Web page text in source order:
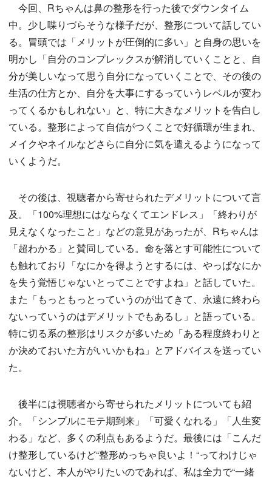
今回、Rちゃんは鼻の整形を行った後でダウンタイム
中。少し喋りづらそうな様子だが、整形について話してい
る。冒頭では「メリットが圧倒的に多い」と自身の思いを
明かし「自分のコンプレックスが解消していくことと、自
分が美しいなって思う自分になっていくことで、その後の
生活の仕方とか、自分を大事にするっていうレベルが変わ
ってくるかもしれない」と、特に大きなメリットを告白し
ている。整形によって自信がつくことで好循環が生まれ、
メイクやネイルなどさらに自分に気を遣えるようになって
いくようだ。
その後は、視聴者から寄せられたデメリットについて言
及。「100%理想にはならなくてエンドレス」「終わりが
見えなくなったこと」などの意見があったが、Rちゃんは
「超わかる」と賛同している。命を落とす可能性について
も触れており「なにかを得ようとするには、やっぱなにか
を失う覚悟じゃないとってことですよね」と話していた。
また「もっともっとっていうのが出てきて、永遠に終わら
ないっていうのはデメリットでもあるし」と語っている。
特に切る系の整形はリスクが多いため「ある程度終わりと
か決めておいた方がいいかもね」とアドバイスを送ってい
た。
後半には視聴者から寄せられたメリットについても紹
介。「シンプルにモテ期到来」「可愛くなれる」「人生変
わる」など、多くの利点もあるようだ。最後には「こんだ
け整形しているけど“整形めっちゃ良いよ！“ってわけじゃ
ないけど、本人がやりたいのであれば、私は全力で“一緒